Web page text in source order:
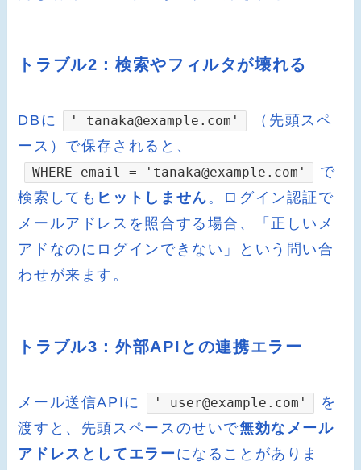
トラブル2：検索やフィルタが壊れる
DBに ' tanaka@example.com'
（先頭スペ
ース）で保存されると、
WHERE email = 'tanaka@example.com'
で
検索しても ヒットしません。ログイン認証で
メールアドレスを照合する場合、「正しいメ
アドなのにログインできない」という問い合
わせが来ます。
トラブル3：外部APIとの連携エラー
メール送信APIに ' user@example.com'
を
渡すと、先頭スペースのせいで無効なメール
アドレスとしてエラーになることがありま